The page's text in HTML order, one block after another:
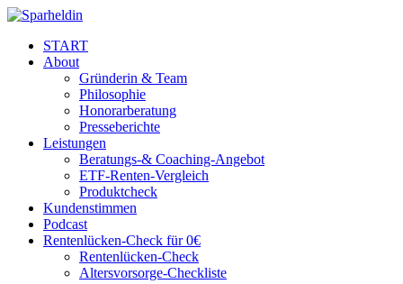
START
About
Gründerin & Team
Philosophie
Honorarberatung
Presseberichte
Leistungen
Beratungs-& Coaching-Angebot
ETF-Renten-Vergleich
Produktcheck
Kundenstimmen
Podcast
Rentenlücken-Check für 0€
Rentenlücken-Check
Altersvorsorge-Checkliste